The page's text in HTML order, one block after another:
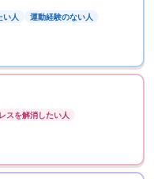
い人 運動経験のない人
スを解消したい人